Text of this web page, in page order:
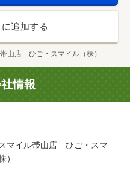
追加する
山店 ひご・スマイル（株）
情報
マイル帯山店 ひご・スマ
）